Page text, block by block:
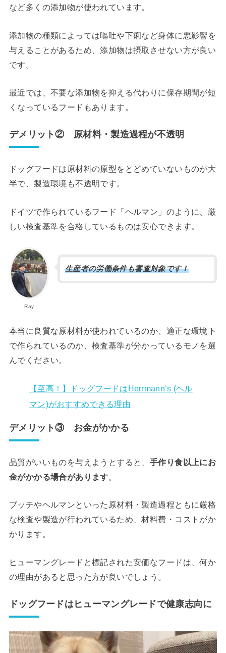
など多くの添加物が使われています。
添加物の種類によっては嘔吐や下痢など身体に悪影響を
与えることがあるため、添加物は摂取させない方が良い
です。
最近では、不要な添加物を抑える代わりに保存期間が短
くなっているフードもあります。
デメリット② 原材料・製造過程が不透明
ドッグフードは原材料の原型をとどめていないものが大
半で、製造環境も不透明です。
ドイツで作られているフード「ヘルマン」のように、厳
しい検査基準を合格しているものは安心できます。
Ray
生産者の労働条件も審査対象です！
本当に良質な原材料が使われているのか、適正な環境下
で作られているのか、検査基準が分かっているモノを選
んでください。
【至高！】ドッグフードはHerrmann’s (ヘル
マン)がおすすめできる理由
デメリット③ お金がかかる
品質がいいものを与えようとすると、 手作り食以上にお
金がかかる場合があります。
ブッチやヘルマンといった原材料・製造過程ともに厳格
な検査や製造が行われているため、材料費・コストがか
かります。
ヒューマングレードと標記された安価なフードは、何か
の理由があると思った方が良いでしょう。
ドッグフードはヒューマングレードで健康志向に